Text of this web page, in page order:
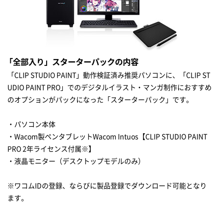
「全部入り」スターターパックの内容
「CLIP STUDIO PAINT」動作検証済み推奨パソコンに、「CLIP ST
UDIO PAINT PRO」でのデジタルイラスト・マンガ制作におすすめ
のオプションがパックになった「スターターパック」です。
・パソコン本体
・Wacom製ペンタブレットWacom Intuos【CLIP STUDIO PAINT
PRO 2年ライセンス付属※】
・液晶モニター（デスクトップモデルのみ）
※ワコムIDの登録、ならびに製品登録でダウンロード可能となり
ます。